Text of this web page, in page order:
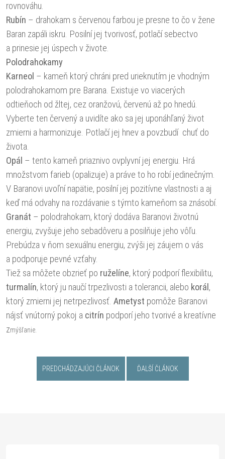
rovnováhu.
Rubín – drahokam s červenou farbou je presne to čo v žene
Baran zapáli iskru. Posilní jej tvorivosť, potlačí sebectvo
a prinesie jej úspech v živote.
Polodrahokamy
Karneol – kameň ktorý chráni pred urieknutím je vhodným
polodrahokamom pre Barana. Existuje vo viacerých
odtieňoch od žltej, cez oranžovú, červenú až po hnedú.
Vyberte ten červený a uvidíte ako sa jej uponáhľaný život
zmierni a harmonizuje. Potlačí jej hnev a povzbudí chuť do
života.
Opál – tento kameň priaznivo ovplyvní jej energiu. Hrá
množstvom farieb (opalizuje) a práve to ho robí jedinečným.
V Baranovi uvoľní napätie, posilní jej pozitívne vlastnosti a aj
keď má odvahy na rozdávanie s týmto kameňom sa znásobí.
Granát – polodrahokam, ktorý dodáva Baranovi životnú
energiu, zvyšuje jeho sebadôveru a posilňuje jeho vôľu.
Prebúdza v ňom sexuálnu energiu, zvýši jej záujem o vás
a podporuje pevné vzťahy.
Tiež sa môžete obzrieť po ruželíne, ktorý podporí flexibilitu,
turmalín, ktorý ju naučí trpezlivosti a tolerancii, alebo korál ,
ktorý zmierni jej netrpezlivosť. Ametyst pomôže Baranovi
nájsť vnútorný pokoj a citrín podporí jeho tvorivé a kreatívne
zmýšľanie.
PREDCHÁDZAJÚCI ČLÁNOK ĎALŠÍ ČLÁNOK